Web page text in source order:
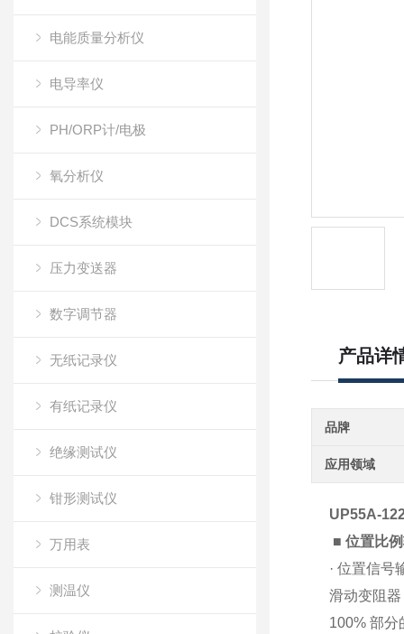
电能质量分析仪
电导率仪
PH/ORP计/电极
氧分析仪
DCS系统模块
压力变送器
数字调节器
无纸记录仪
有纸记录仪
绝缘测试仪
钳形测试仪
万用表
测温仪
产品详
品牌
应用领域
UP55A-
■ 位置比
· 位置信号
滑动变阻
100% 部分